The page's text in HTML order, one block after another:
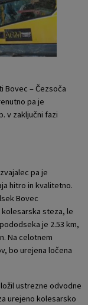
– Čezsoča
pa je
v zaključni fazi
pa je
hitro in kvalitetno.
Bovec
steza, le
je 2.53 km,
Na celotnem
bo urejena ločena
ustrezne odvodne
urejeno kolesarsko